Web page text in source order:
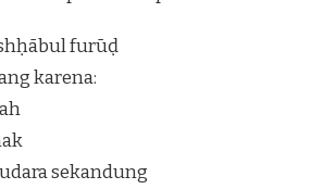
furūḍ
karena:
sekandung